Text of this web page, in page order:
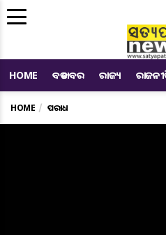
HOME ବଡ ଖବର ରାଜ୍ୟ
HOME ଅପରାଧ